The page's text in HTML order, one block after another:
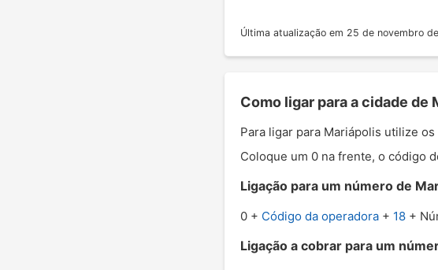
Última atualização em 25 de novembro
Como ligar para a cidade de
Para ligar para Mariápolis utilize
Coloque um 0 na frente, o código
Ligação para um número de
0 + Código da operadora+ 18+
Ligação a cobrar para um